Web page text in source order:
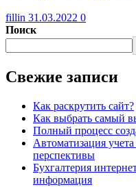
fillin 31.03.2022 0
Поиск
Свежие записи
Как раскрутить сайт?
Как выбрать самый
Полный процесс
Автоматизация
перспективы
Бухгалтерия
информация